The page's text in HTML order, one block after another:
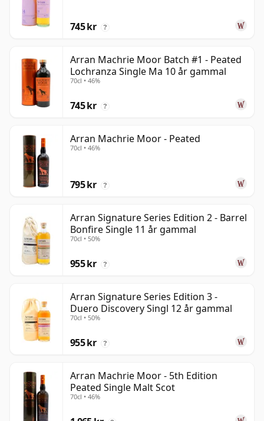
745 kr ?
Arran Machrie Moor Batch #1 - Peated
Lochranza Single Ma 10 år gammal
70cl • 46%
745 kr ?
Arran Machrie Moor - Peated
70cl • 46%
795 kr ?
Arran Signature Series Edition 2 - Barrel
Bonfire Single 11 år gammal
70cl • 50%
955 kr ?
Arran Signature Series Edition 3 -
Duero Discovery Singl 12 år gammal
70cl • 50%
955 kr ?
Arran Machrie Moor - 5th Edition
Peated Single Malt Scot
70cl • 46%